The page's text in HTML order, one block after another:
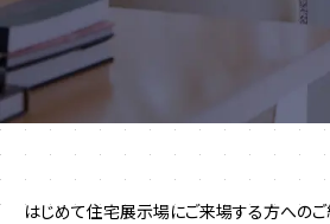
はじめて住宅展示場にご来場する方へのご